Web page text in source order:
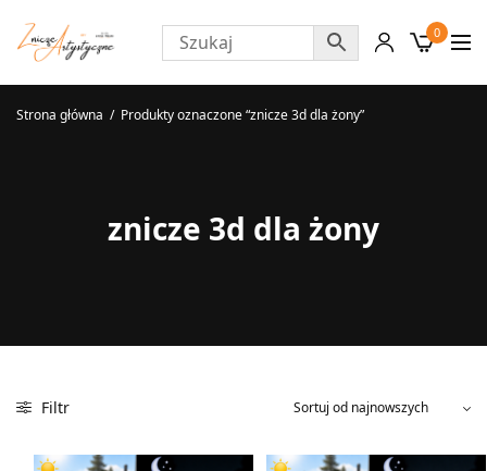
0
Strona główna / Produkty oznaczone “znicze 3d dla żony”
znicze 3d dla żony
Filtr